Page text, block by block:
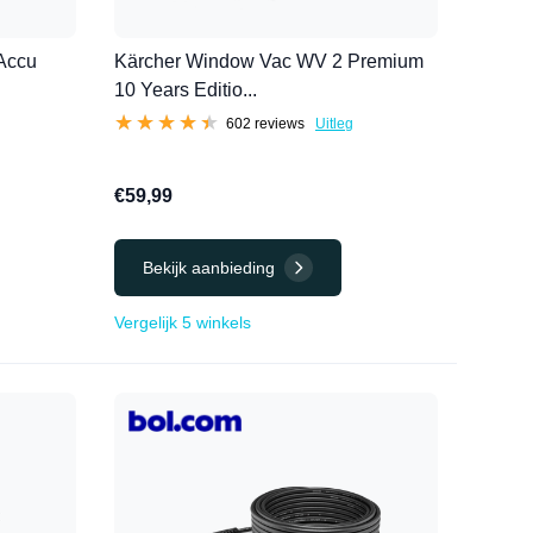
Kärcher Window Vac WV 2 Premium
10 Years Editio...
★★★★★
★★★★★ 602 reviews Uitleg
€59,99
Bekijk aanbieding
Vergelijk 5 winkels